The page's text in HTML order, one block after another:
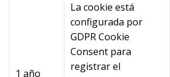
1 año
La cookie está
configurada por
GDPR Cookie
Consent para
registrar el